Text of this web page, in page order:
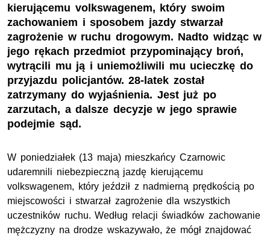
kierującemu volkswagenem, który swoim
zachowaniem i sposobem jazdy stwarzał
zagrożenie w ruchu drogowym. Nadto widząc w
jego rękach przedmiot przypominający broń,
wytrącili mu ją i uniemożliwili mu ucieczkę do
przyjazdu policjantów. 28-latek został
zatrzymany do wyjaśnienia. Jest już po
zarzutach, a dalsze decyzje w jego sprawie
podejmie sąd.
W poniedziałek (13 maja) mieszkańcy Czarnowic
udaremnili niebezpieczną jazdę kierującemu
volkswagenem, który jeździł z nadmierną prędkością po
miejscowości i stwarzał zagrożenie dla wszystkich
uczestników ruchu. Według relacji świadków zachowanie
mężczyzny na drodze wskazywało, że mógł znajdować